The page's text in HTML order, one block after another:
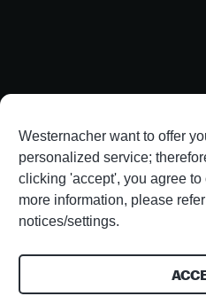
Westernacher want to offer
personalized service;
clicking 'accept', you agree
more information, please
notices/settings.